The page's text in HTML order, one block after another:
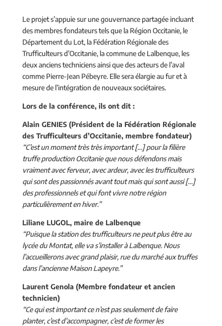
Le projet s’appuie sur une gouvernance partagée incluant
des membres fondateurs tels que la Région Occitanie, le
Département du Lot, la Fédération Régionale des
Trufficulteurs d’Occitanie, la commune de Lalbenque, les
deux anciens techniciens ainsi que des acteurs de l’aval
comme Pierre-Jean Pébeyre. Elle sera élargie au fur et à
mesure de l’intégration de nouveaux sociétaires.
Lors de la conférence, ils ont dit :
Alain GENIES (Président de la Fédération Régionale
des Trufficulteurs d’Occitanie, membre fondateur)
“C’est un moment très très important […] pour la filière
truffe production Occitanie que nous défendons mais
vraiment avec ferveur, avec ardeur, avec les trufficulteurs
qui sont des passionnés avant tout mais qui sont aussi […]
des professionnels et qui font vivre notre région
particulièrement en hiver.”
Liliane LUGOL, maire de Lalbenque
“Puisque la station des trufficulteurs ne peut plus être au
lycée du Montat, elle va s’installer à Lalbenque. Nous
l’accueillerons avec grand plaisir, rue du marché aux truffes
dans l’ancienne Maison Lapeyre.”
Laurent Genola (Membre fondateur et ancien
technicien)
“Ce qui est important ce n’est pas seulement de faire
planter, c’est d’accompagner, c’est de former les